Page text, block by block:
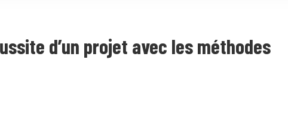
d’un projet avec les méthodes